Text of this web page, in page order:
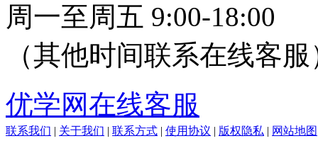
周一至周五 9:00-18:00
（其他时间联系在线客服
优学网在线客服
联系我们 | 关于我们 | 联系方式 | 使用协议 | 版权隐私 | 网站地图